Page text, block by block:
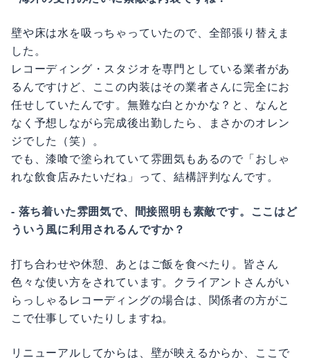
壁や床は水を吸っちゃっていたので、全部張り替えま
した。
レコーディング・スタジオを専門としている業者があ
るんですけど、ここの内装はその業者さんに完全にお
任せしていたんです。無難な白とかかな？と、なんと
なく予想しながら完成後出勤したら、まさかのオレン
ジでした（笑）。
でも、漆喰で塗られていて雰囲気もあるので「おしゃ
れな飲食店みたいだね」って、結構評判なんです。
- 落ち着いた雰囲気で、間接照明も素敵です。ここはど
ういう風に利用されるんですか？
打ち合わせや休憩、あとはご飯を食べたり。皆さん
色々な使い方をされています。クライアントさんがい
らっしゃるレコーディングの場合は、関係者の方がこ
こで仕事していたりしますね。
リニューアルしてからは、壁が映えるからか、ここで